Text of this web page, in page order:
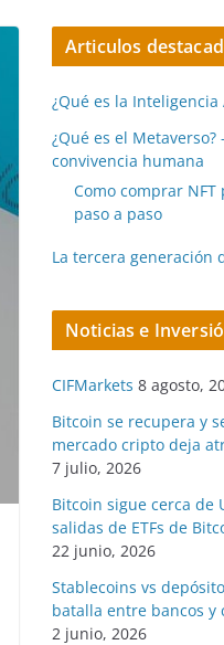
Articulos
¿Qué es la
¿Qué es el
convivencia humana
Como comprar
paso a paso
La tercera generación
Noticias e
CIFMarkets 8 agosto,
Bitcoin se recupera y
mercado cripto deja
7 julio, 2026
Bitcoin sigue cerca de
salidas de ETFs de
22 junio, 2026
Stablecoins vs
batalla entre bancos
2 junio, 2026